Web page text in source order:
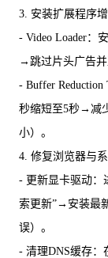
3. 安装扩展程序
- Video Loader：
→跳过片头广告并
- Buffer
秒缩短至5秒→减
小）。
4. 修复浏览器与
- 更新显卡驱动
索更新”→安装最
误）。
- 清理DNS缓存：